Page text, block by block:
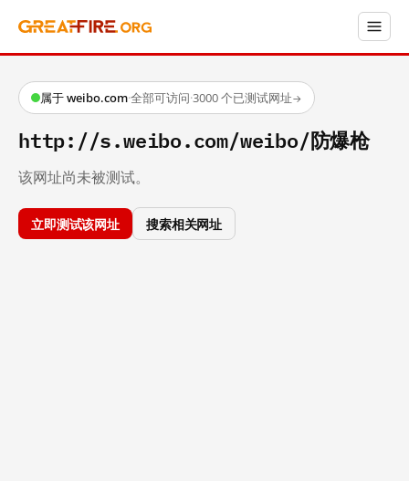
属于 weibo.com·全部可访问·3000 个已测试网址→
http://s.weibo.com/weibo/防爆枪
该网址尚未被测试。
立即测试该网址 搜索相关网址